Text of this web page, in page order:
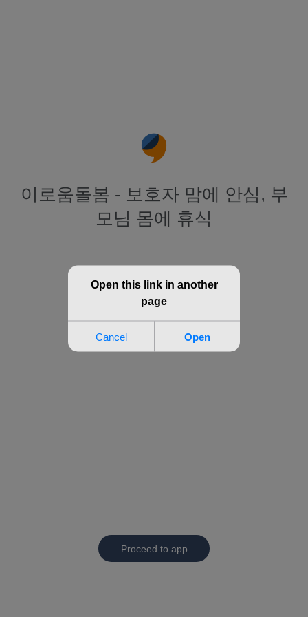
이로움돌봄 - 보호자 맘에 안심, 부
모님 몸에 휴식
Proceed to app